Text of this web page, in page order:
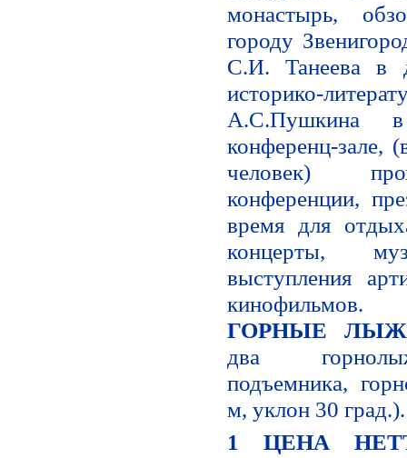
монастырь,
городу
С.И. Танеева в
историко-
конференц-зале,
человек)
конференции,
время для
концерты,
выступления
кинофильмов.
ГОРНЫЕ
два
подъемника,
м, уклон 30 град.).
1 ЦЕНА